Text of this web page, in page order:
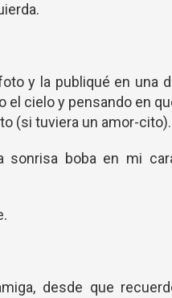
y la publiqué en una
el cielo y pensando en
(si tuviera un amor-cito).
boba en mi
desde que